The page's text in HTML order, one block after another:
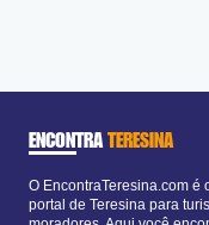
ENCONTRATERESINA
O EncontraTeresina.com é
portal de Teresina para